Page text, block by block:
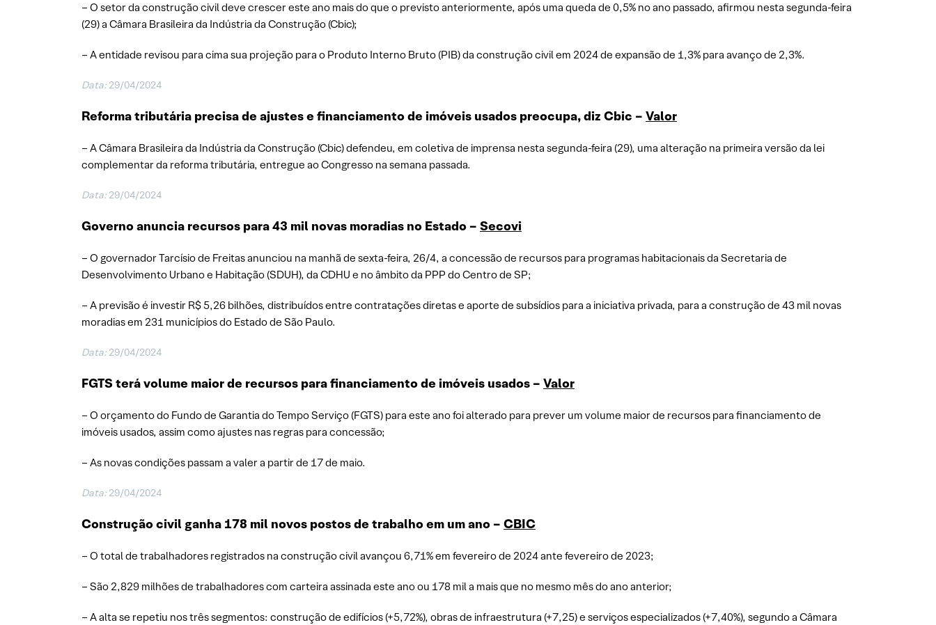
– O setor da construção civil deve crescer este ano mais do que o previsto anteriormente, após uma queda de 0,5% no ano passado, afirmou nesta segunda-feira
(29) a Câmara Brasileira da Indústria da Construção (Cbic);
– A entidade revisou para cima sua projeção para o Produto Interno Bruto (PIB) da construção civil em 2024 de expansão de 1,3% para avanço de 2,3%.
Data: 29/04/2024
Reforma tributária precisa de ajustes e financiamento de imóveis usados preocupa, diz Cbic – Valor
– A Câmara Brasileira da Indústria da Construção (Cbic) defendeu, em coletiva de imprensa nesta segunda-feira (29), uma alteração na primeira versão da lei
complementar da reforma tributária, entregue ao Congresso na semana passada.
Data: 29/04/2024
Governo anuncia recursos para 43 mil novas moradias no Estado – Secovi
– O governador Tarcísio de Freitas anunciou na manhã de sexta-feira, 26/4, a concessão de recursos para programas habitacionais da Secretaria de
Desenvolvimento Urbano e Habitação (SDUH), da CDHU e no âmbito da PPP do Centro de SP;
– A previsão é investir R$ 5,26 bilhões, distribuídos entre contratações diretas e aporte de subsídios para a iniciativa privada, para a construção de 43 mil novas
moradias em 231 municípios do Estado de São Paulo.
Data: 29/04/2024
FGTS terá volume maior de recursos para financiamento de imóveis usados – Valor
– O orçamento do Fundo de Garantia do Tempo Serviço (FGTS) para este ano foi alterado para prever um volume maior de recursos para financiamento de
imóveis usados, assim como ajustes nas regras para concessão;
– As novas condições passam a valer a partir de 17 de maio.
Data: 29/04/2024
Construção civil ganha 178 mil novos postos de trabalho em um ano – CBIC
– O total de trabalhadores registrados na construção civil avançou 6,71% em fevereiro de 2024 ante fevereiro de 2023;
– São 2,829 milhões de trabalhadores com carteira assinada este ano ou 178 mil a mais que no mesmo mês do ano anterior;
– A alta se repetiu nos três segmentos: construção de edifícios (+5,72%), obras de infraestrutura (+7,25) e serviços especializados (+7,40%), segundo a Câmara